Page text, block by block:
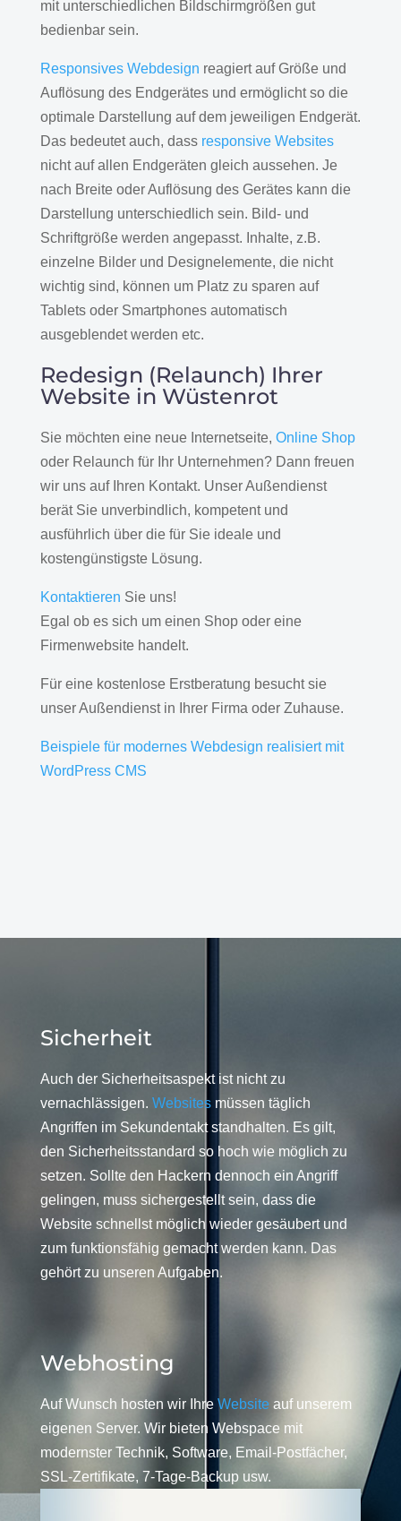
mit unterschiedlichen Bildschirmgrößen gut
bedienbar sein.
Responsives Webdesign reagiert auf Größe und
Auflösung des Endgerätes und ermöglicht so die
optimale Darstellung auf dem jeweiligen Endgerät.
Das bedeutet auch, dass responsive Websites
nicht auf allen Endgeräten gleich aussehen. Je
nach Breite oder Auflösung des Gerätes kann die
Darstellung unterschiedlich sein. Bild- und
Schriftgröße werden angepasst. Inhalte, z.B.
einzelne Bilder und Designelemente, die nicht
wichtig sind, können um Platz zu sparen auf
Tablets oder Smartphones automatisch
ausgeblendet werden etc.
Redesign (Relaunch) Ihrer
Website in Wüstenrot
Sie möchten eine neue Internetseite, Online Shop
oder Relaunch für Ihr Unternehmen? Dann freuen
wir uns auf Ihren Kontakt. Unser Außendienst
berät Sie unverbindlich, kompetent und
ausführlich über die für Sie ideale und
kostengünstigste Lösung.
Kontaktieren Sie uns!
Egal ob es sich um einen Shop oder eine
Firmenwebsite handelt.
Für eine kostenlose Erstberatung besucht sie
unser Außendienst in Ihrer Firma oder Zuhause.
Beispiele für modernes Webdesign realisiert mit
WordPress CMS
Sicherheit
Auch der Sicherheitsaspekt ist nicht zu
vernachlässigen. Websitesmüssen täglich
Angriffen im Sekundentakt standhalten. Es gilt,
den Sicherheitsstandard so hoch wie möglich zu
setzen. Sollte den Hackern dennoch ein Angriff
gelingen, muss sichergestellt sein, dass die
Website schnellst möglich wieder gesäubert und
zum funktionsfähig gemacht werden kann. Das
gehört zu unseren Aufgaben.
Webhosting
Auf Wunsch hosten wir Ihre Website auf unserem
eigenen Server. Wir bieten Webspace mit
modernster Technik, Software, Email-Postfächer,
SSL-Zertifikate, 7-Tage-Backup usw.